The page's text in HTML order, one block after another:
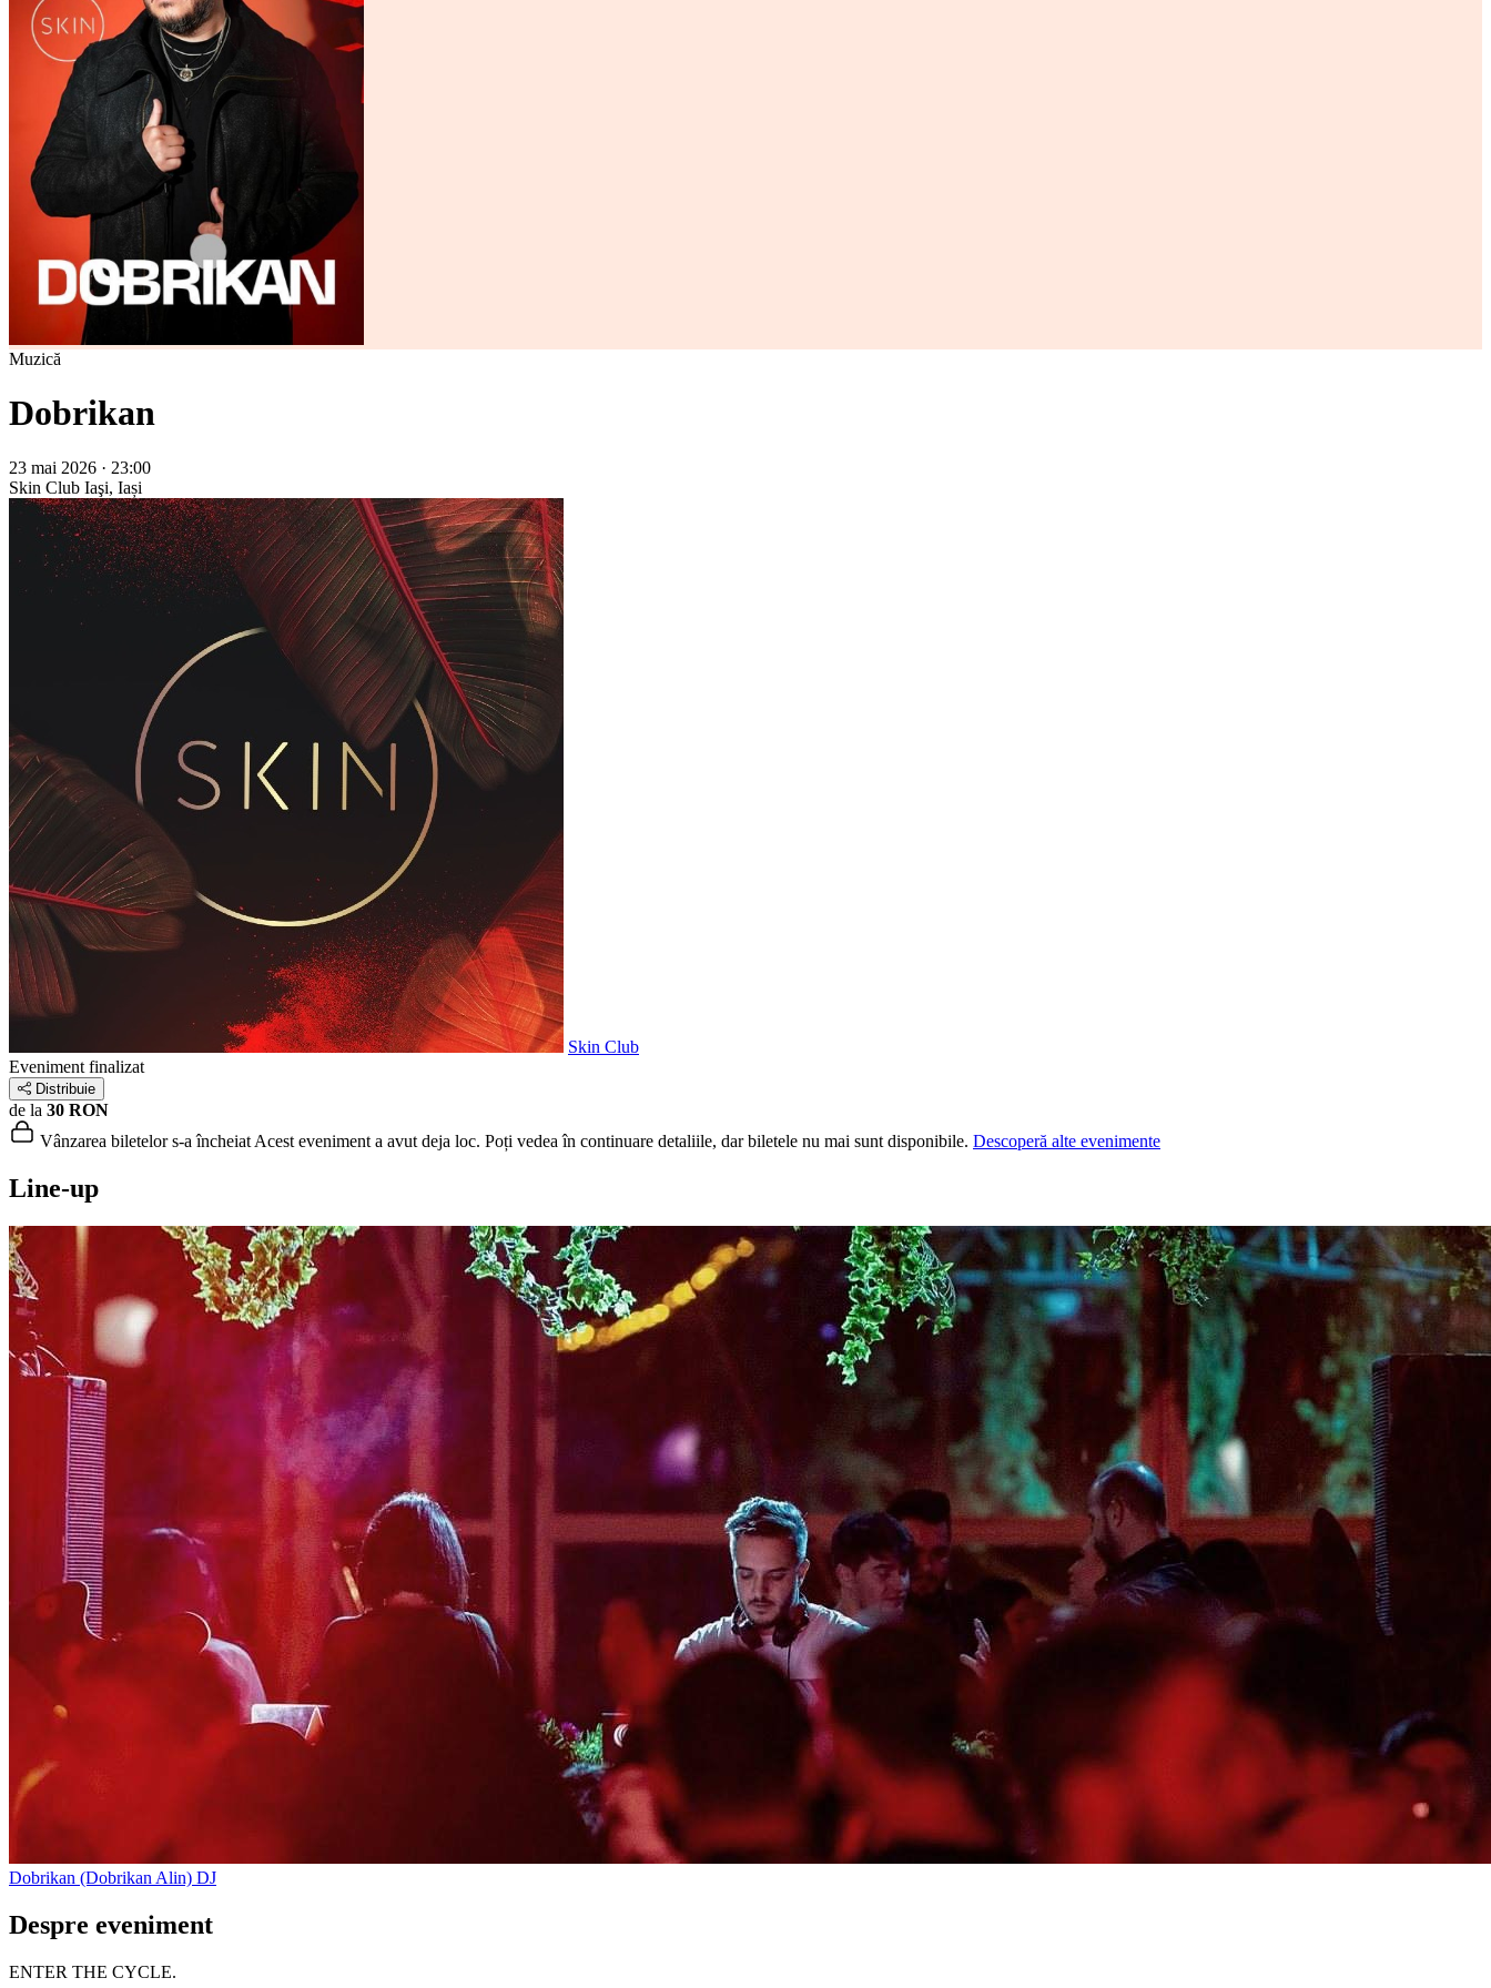
Muzică
Dobrikan
23 mai 2026 · 23:00
Skin Club Iaşi, Iași
Skin Club
Eveniment finalizat
Distribuie
de la 30 RON
Vânzarea biletelor s-a încheiat Acest eveniment a avut deja loc. Poți vedea în continuare detaliile, dar biletele nu mai sunt disponibile. Descoperă alte evenimente
Line-up
Dobrikan (Dobrikan Alin) DJ
Despre eveniment
ENTER THE CYCLE.